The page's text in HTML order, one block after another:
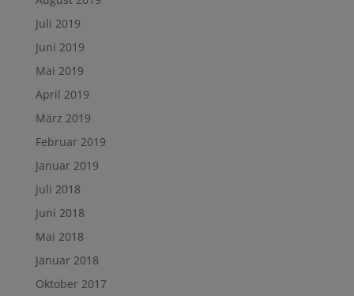
Juli 2019
Juni 2019
Mai 2019
April 2019
März 2019
Februar 2019
Januar 2019
Juli 2018
Juni 2018
Mai 2018
Januar 2018
Oktober 2017